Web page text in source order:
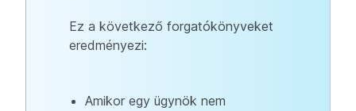
Ez a következő forgatókönyveket
eredményezi:
Amikor egy ügynök nem